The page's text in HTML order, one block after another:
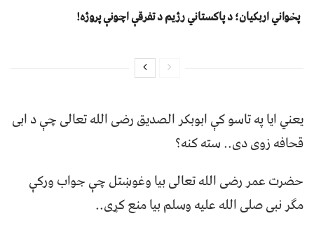
پخواني اربکیان؛ د پاکستاني رژیم د تفرقې اچونې پروژه!
يعني ايا په تاسو کې ابوبکر الصدیق رضی الله تعالی چې د ابی
قحافه زوی دی.. سته کنه؟
حضرت عمر رضی الله تعالی بیا وغوښتل چې جواب ورکې
مګر نبی صلی الله علیه وسلم بیا منع کړی..